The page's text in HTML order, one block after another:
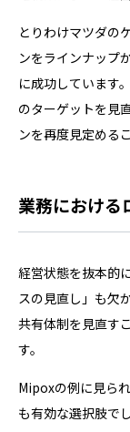
とりわけマツダの
ンをラインナップ
に成功しています
のターゲットを見
ンを再度見定める
業務における
経営状態を抜本的
スの見直し」も欠
共有体制を見直す
す。
Mipoxの例に見ら
も有効な選択肢で